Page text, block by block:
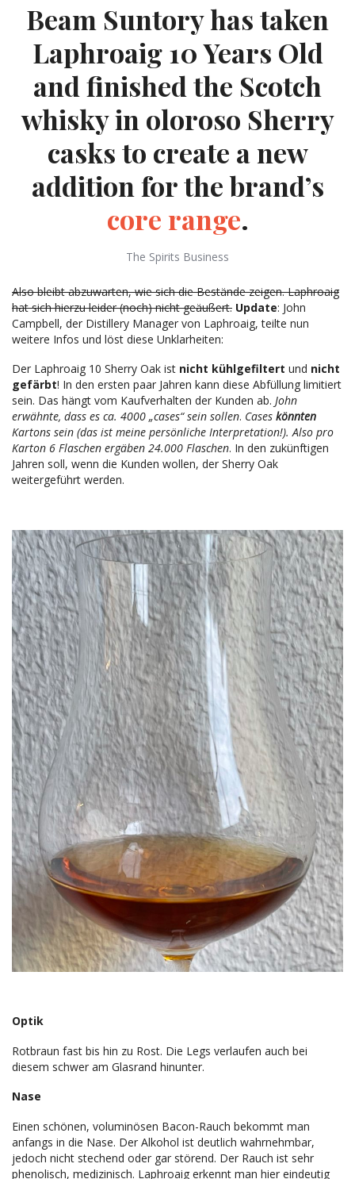
Beam Suntory has taken
Laphroaig 10 Years Old
and finished the Scotch
whisky in oloroso Sherry
casks to create a new
addition for the brand’s
core range.
The Spirits Business
Also bleibt abzuwarten, wie sich die Bestände zeigen. Laphroaig
hat sich hierzu leider (noch) nicht geäußert. Update: John
Campbell, der Distillery Manager von Laphroaig, teilte nun
weitere Infos und löst diese Unklarheiten:
Der Laphroaig 10 Sherry Oak ist nicht kühlgefiltert und nicht
gefärbt! In den ersten paar Jahren kann diese Abfüllung limitiert
sein. Das hängt vom Kaufverhalten der Kunden ab. John
erwähnte, dass es ca. 4000 „cases“ sein sollen. Cases könnten
Kartons sein (das ist meine persönliche Interpretation!). Also pro
Karton 6 Flaschen ergäben 24.000 Flaschen. In den zukünftigen
Jahren soll, wenn die Kunden wollen, der Sherry Oak
weitergeführt werden.
Optik
Rotbraun fast bis hin zu Rost. Die Legs verlaufen auch bei
diesem schwer am Glasrand hinunter.
Nase
Einen schönen, voluminösen Bacon-Rauch bekommt man
anfangs in die Nase. Der Alkohol ist deutlich wahrnehmbar,
jedoch nicht stechend oder gar störend. Der Rauch ist sehr
phenolisch, medizinisch. Laphroaig erkennt man hier eindeutig